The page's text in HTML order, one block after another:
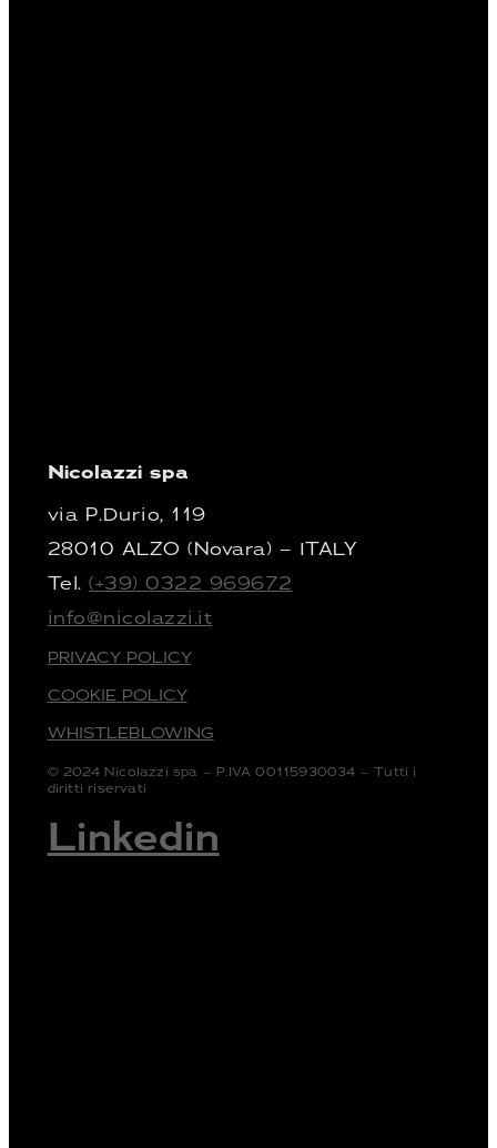
Nicolazzi spa
via P.Durio, 119
28010 ALZO (Novara) – ITALY
Tel.(+39) 0322 969672
info@nicolazzi.it
PRIVACY POLICY
COOKIE POLICY
WHISTLEBLOWING
© 2024 Nicolazzi spa – P.IVA 00115930034 – Tutti i
diritti riservati
Linkedin